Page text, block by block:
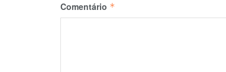
Comentário *